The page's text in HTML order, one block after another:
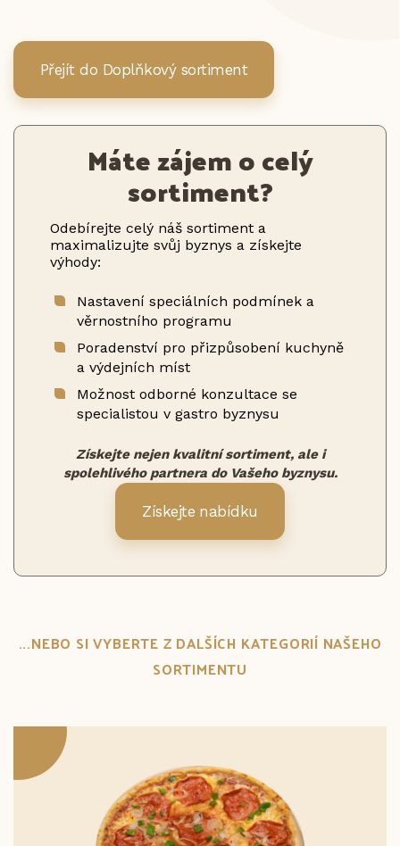
Přejít do Doplňkový sortiment
Máte zájem o celý
sortiment?
Odebírejte celý náš sortiment a
maximalizujte svůj byznys a získejte
výhody:
Nastavení speciálních podmínek a
věrnostního programu
Poradenství pro přizpůsobení kuchyně
a výdejních míst
Možnost odborné konzultace se
specialistou v gastro byznysu
Získejte nejen kvalitní sortiment, ale i
spolehlivého partnera do Vašeho byznysu.
Získejte nabídku
...NEBO SI VYBERTE Z DALŠÍCH KATEGORIÍ NAŠEHO
SORTIMENTU